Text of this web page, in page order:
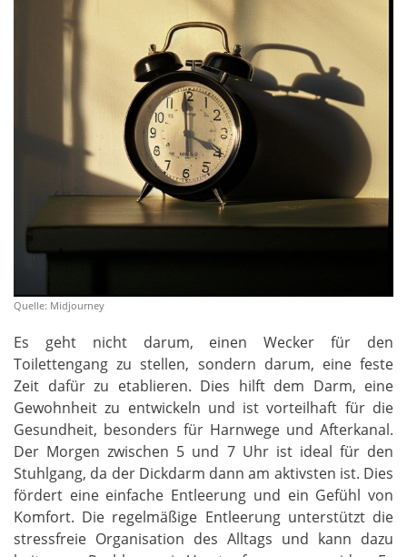
Quelle: Midjourney
Es geht nicht darum, einen Wecker für den
Toilettengang zu stellen, sondern darum, eine feste
Zeit dafür zu etablieren. Dies hilft dem Darm, eine
Gewohnheit zu entwickeln und ist vorteilhaft für die
Gesundheit, besonders für Harnwege und Afterkanal.
Der Morgen zwischen 5 und 7 Uhr ist ideal für den
Stuhlgang, da der Dickdarm dann am aktivsten ist. Dies
fördert eine einfache Entleerung und ein Gefühl von
Komfort. Die regelmäßige Entleerung unterstützt die
stressfreie Organisation des Alltags und kann dazu